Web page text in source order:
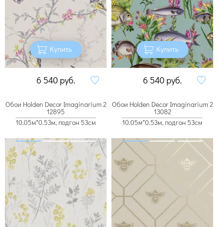
Купить
6 540 руб.
Купить
6 540 руб.
Обои Holden Decor Imaginarium 2
12895
10.05м*0.53м, подгон 53см
Обои Holden Decor Imaginarium 2
13082
10.05м*0.53м, подгон 53см